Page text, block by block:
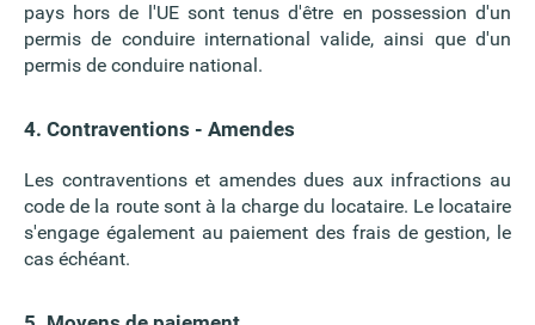
pays hors de l'UE sont tenus d'être en possession d'un
permis de conduire international valide, ainsi que d'un
permis de conduire national.
4. Contraventions - Amendes
Les contraventions et amendes dues aux infractions au
code de la route sont à la charge du locataire. Le locataire
s'engage également au paiement des frais de gestion, le
cas échéant.